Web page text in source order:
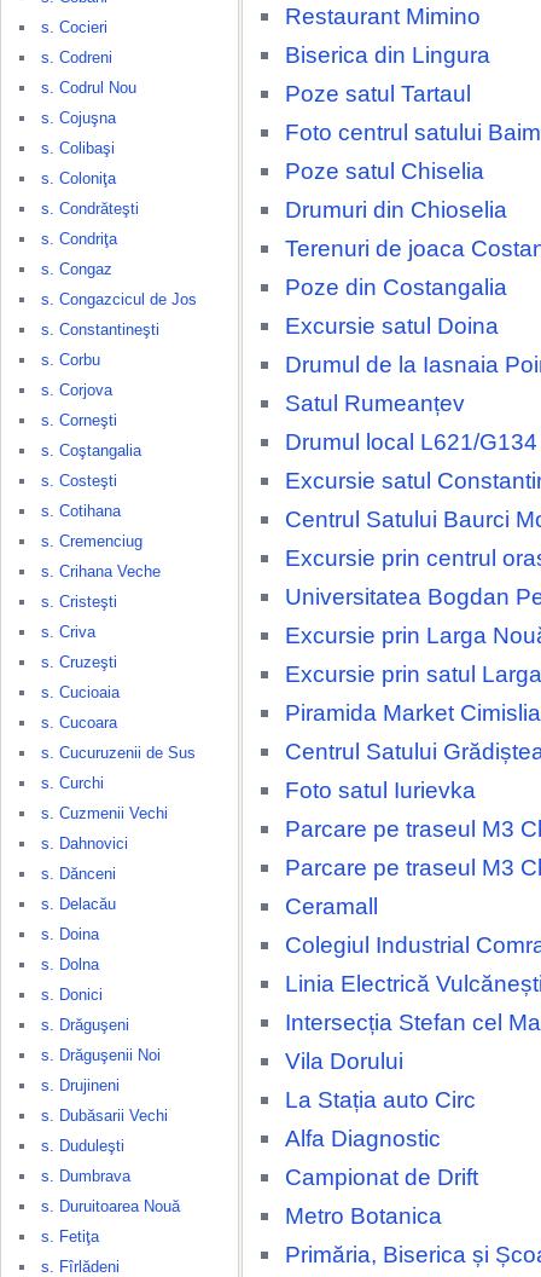
s. Cocieri
s. Codreni
s. Codrul Nou
s. Cojuşna
s. Colibaşi
s. Coloniţa
s. Condrăteşti
s. Condriţa
s. Congaz
s. Congazcicul de Jos
s. Constantineşti
s. Corbu
s. Corjova
s. Corneşti
s. Coştangalia
s. Costeşti
s. Cotihana
s. Cremenciug
s. Crihana Veche
s. Cristeşti
s. Criva
s. Cruzeşti
s. Cucioaia
s. Cucoara
s. Cucuruzenii de Sus
s. Curchi
s. Cuzmenii Vechi
s. Dahnovici
s. Dănceni
s. Delacău
s. Doina
s. Dolna
s. Donici
s. Drăguşeni
s. Drăguşenii Noi
s. Drujineni
s. Dubăsarii Vechi
s. Duduleşti
s. Dumbrava
s. Duruitoarea Nouă
s. Fetiţa
s. Fîrlădeni
Restaurant Mimino
Biserica din Lingura
Poze satul Tartaul
Foto centrul satului
Poze satul Chiselia
Drumuri din Chioselia
Terenuri de joaca
Poze din Costangalia
Excursie satul Doina
Drumul de la Iasnaia
Satul Rumeanțev
Drumul local L621/G134
Excursie satul
Centrul Satului Baurci
Excursie prin centrul
Universitatea Bogdan
Excursie prin Larga
Excursie prin satul
Piramida Market Cimislia
Centrul Satului
Foto satul Iurievka
Parcare pe traseul M3
Parcare pe traseul M3
Ceramall
Colegiul Industrial
Linia Electrică
Intersecția Stefan cel
Vila Dorului
La Stația auto Circ
Alfa Diagnostic
Campionat de Drift
Metro Botanica
Primăria, Biserica și